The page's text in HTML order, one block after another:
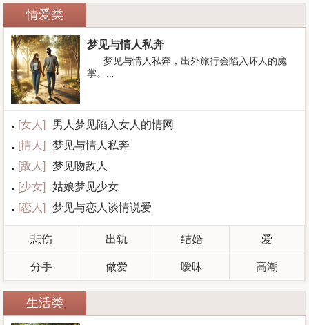
情爱类
梦见与情人私奔
梦见与情人私奔，出外旅行会陷入坏人的魔
掌。...
[女人 ]
男人梦见陷入女人的情网
[情人 ]
梦见与情人私奔
[敌人 ]
梦见吻敌人
[少女]
姑娘梦见少女
[恋人 ] 梦见与恋人谈情说爱
悲伤 出轨 结婚 爱
分手 做爱 暧昧 高潮
生活类